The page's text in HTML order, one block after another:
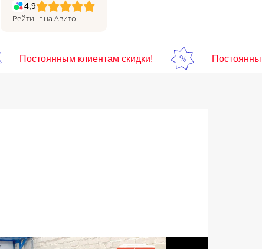
4,9
Рейтинг на Авито
Постоянным клиентам скидки! Постоянным